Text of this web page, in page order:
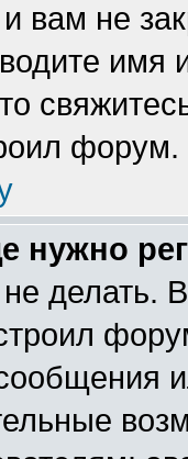
вам не
форум.
нужно
делать.